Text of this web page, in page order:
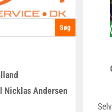
Nicklas Andersen